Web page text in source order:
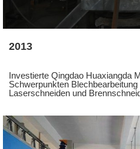
2013
Investierte Qingdao Huaxiangda
Schwerpunkten
Laserschneiden und